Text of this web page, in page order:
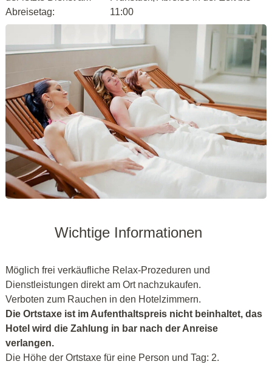
Abreisetag:
11:00
Wichtige Informationen
Möglich frei verkäufliche Relax-Prozeduren und
Dienstleistungen direkt am Ort nachzukaufen.
Verboten zum Rauchen in den Hotelzimmern.
Die Ortstaxe ist im Aufenthaltspreis nicht beinhaltet, das
Hotel wird die Zahlung in bar nach der Anreise
verlangen.
Die Höhe der Ortstaxe für eine Person und Tag: 2.